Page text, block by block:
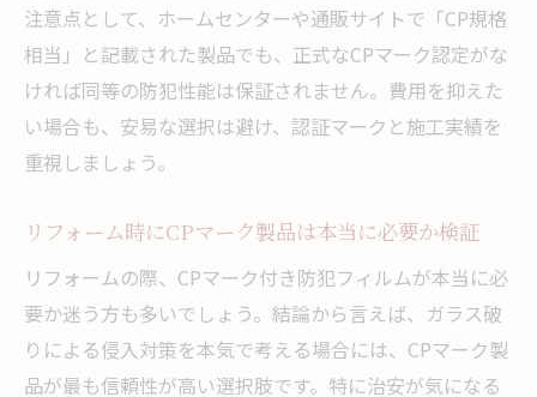
注意点として、ホームセンターや通販サイトで「CP規格
相当」と記載された製品でも、正式なCPマーク認定がな
ければ同等の防犯性能は保証されません。費用を抑えた
い場合も、安易な選択は避け、認証マークと施工実績を
重視しましょう。
リフォーム時にCPマーク製品は本当に必要か検証
リフォームの際、CPマーク付き防犯フィルムが本当に必
要か迷う方も多いでしょう。結論から言えば、ガラス破
りによる侵入対策を本気で考える場合には、CPマーク製
品が最も信頼性が高い選択肢です。特に治安が気になる